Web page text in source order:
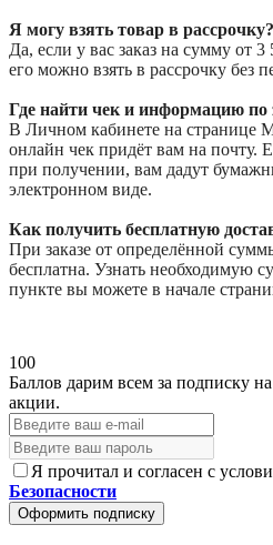
Я могу взять товар в рассрочку?
Да, если у вас заказ на сумму от
его можно взять в рассрочку без
Где найти чек и информацию по
В Личном кабинете на странице
онлайн чек придёт вам на почту.
при получении, вам дадут
электронном виде.
Как получить бесплатную
При заказе от определённой
бесплатна. Узнать необходимую
пункте вы можете в начале
100
Баллов дарим всем за подписку
акции.
Я прочитал и согласен с
Безопасности
Оформить подписку